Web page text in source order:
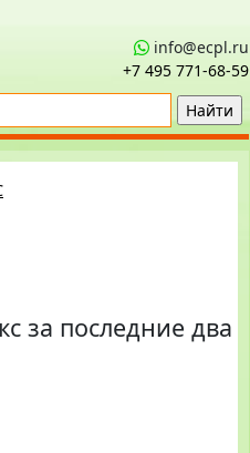
info@ecpl.ru
+7 495 771‑68-59
за последние два